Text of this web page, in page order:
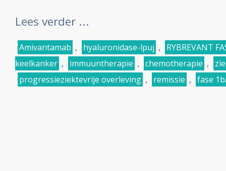
Lees verder ...
Amivantamab , hyaluronidase-lpuj ,
RYBREVANT
keelkanker , immuuntherapie , chemotherapie ,
progressieziektevrije overleving , remissie , fase